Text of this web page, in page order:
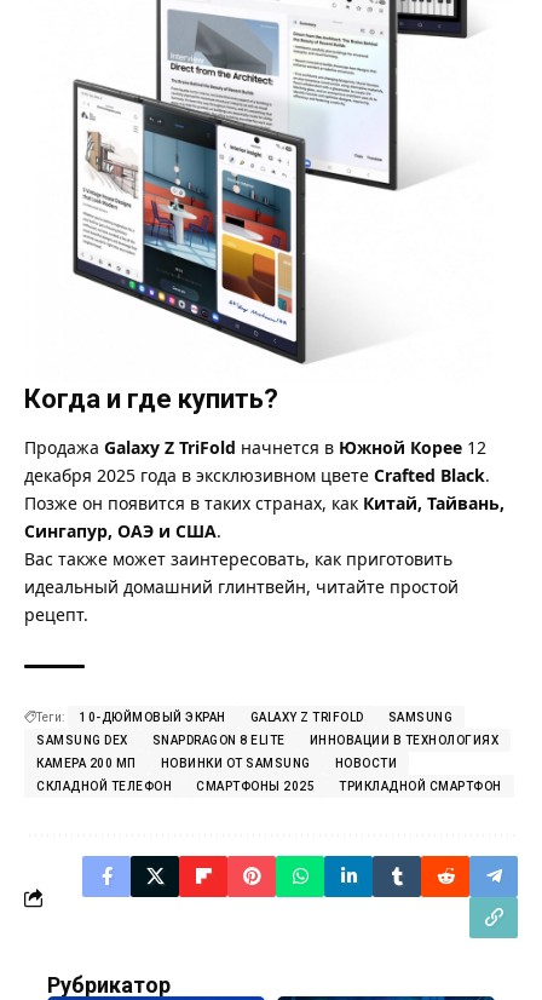
Когда и где купить?
Продажа Galaxy Z TriFold начнется в Южной Корее 12
декабря 2025 года в эксклюзивном цвете Crafted Black.
Позже он появится в таких странах, как Китай, Тайвань,
Сингапур, ОАЭ и США.
Вас также может заинтересовать, как приготовить
идеальный домашний глинтвейн, читайте простой
рецепт.
Теги: 10-ДЮЙМОВЫЙ ЭКРАН GALAXY Z TRIFOLD
SAMSUNG
SAMSUNG DEX
SNAPDRAGON 8 ELITE
ИННОВАЦИИ В ТЕХНОЛОГИЯХ
КАМЕРА 200 МП
НОВИНКИ ОТ SAMSUNG
НОВОСТИ
СКЛАДНОЙ ТЕЛЕФОН
СМАРТФОНЫ 2025 ТРИКЛАДНОЙ СМАРТФОН
Рубрикатор